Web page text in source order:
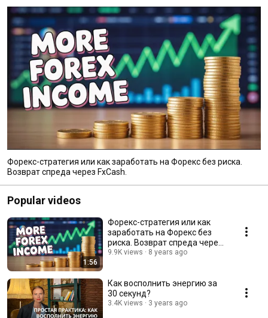
Форекс-стратегия или как заработать на Форекс без риска.
Возврат спреда через FxCash.
Popular videos
1:56
Форекс-стратегия или как
заработать на Форекс без
риска. Возврат спреда через
FxCash.
9.9K views 8 years ago
Как восполнить энергию за
30 секунд?
3.4K views 3 years ago